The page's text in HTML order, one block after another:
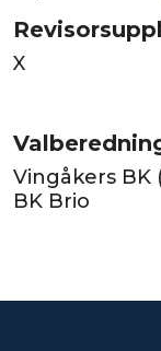
X
Vingåkers BK
BK Brio